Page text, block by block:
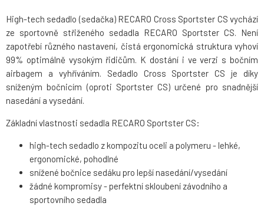
High-tech sedadlo (sedačka) RECARO Cross Sportster CS vychází
ze sportovně střiženého sedadla RECARO Sportster CS. Není
zapotřebí různého nastavení, čistá ergonomická struktura vyhoví
99% optimálně vysokým řidičům. K dostání i ve verzi s bočním
airbagem a vyhříváním. Sedadlo Cross Sportster CS je díky
sníženým bočnicím (oproti Sportster CS) určené pro snadnější
nasedání a vysedání.
Základní vlastnosti sedadla RECARO Sportster CS:
high-tech sedadlo z kompozitu oceli a polymeru - lehké,
ergonomické, pohodlné
snížené bočnice sedáku pro lepší nasedání/vysedání
žádné kompromisy - perfektní skloubení závodního a
sportovního sedadla